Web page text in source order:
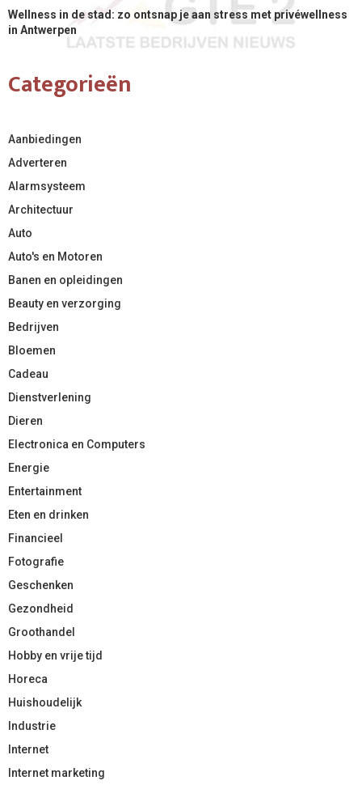
Wellness in de stad: zo ontsnap je aan stress met privéwellness
in Antwerpen
Categorieën
Aanbiedingen
Adverteren
Alarmsysteem
Architectuur
Auto
Auto's en Motoren
Banen en opleidingen
Beauty en verzorging
Bedrijven
Bloemen
Cadeau
Dienstverlening
Dieren
Electronica en Computers
Energie
Entertainment
Eten en drinken
Financieel
Fotografie
Geschenken
Gezondheid
Groothandel
Hobby en vrije tijd
Horeca
Huishoudelijk
Industrie
Internet
Internet marketing